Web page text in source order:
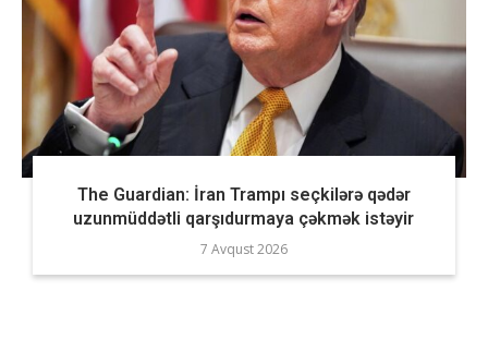
The Guardian: İran Trampı seçkilərə qədər
uzunmüddətli qarşıdurmaya çəkmək istəyir
7 Avqust 2026